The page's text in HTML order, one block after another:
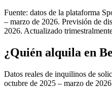
Fuente: datos de la plataforma
– marzo de 2026. Previsión de
2026. Actualizado
¿Quién alquila en
Datos reales de inquilinos de
octubre de 2025 – marzo de 2026